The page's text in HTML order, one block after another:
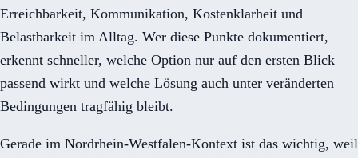
Erreichbarkeit, Kommunikation, Kostenklarheit und
Belastbarkeit im Alltag. Wer diese Punkte dokumentiert,
erkennt schneller, welche Option nur auf den ersten Blick
passend wirkt und welche Lösung auch unter veränderten
Bedingungen tragfähig bleibt.
Gerade im Nordrhein-Westfalen-Kontext ist das wichtig, weil